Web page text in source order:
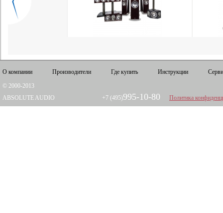
О компании Производители Где купить Инструкции
© 2000-2013
ABSOLUTE AUDIO
+7 (495)995-10-80 Политика